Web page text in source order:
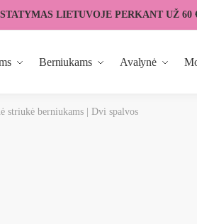
LIETUVOJE PERKANT UŽ 60
Berniukams Avalynė
striukė berniukams | Dvi spalvos